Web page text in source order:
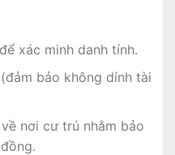
xác minh danh tính.
bảo không dính tài
nơi cư trú nhằm bảo